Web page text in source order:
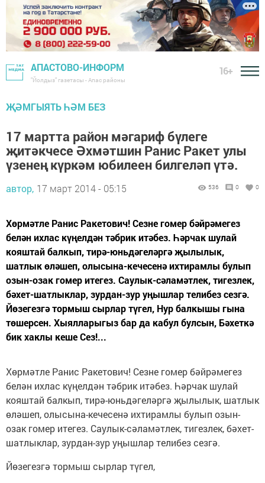
АПАСТОВО-ИНФОРМ
"Йолдыз" газетасы - Апас районы
16+
ҖӘМГЫЯТЬ ҺӘМ БЕЗ
17 мартта район мәгариф бүлеге
җитәкчесе Әхмәтшин Ранис Ракет улы
үзенең күркәм юбилеен билгеләп үтә.
автор, 17 март 2014 - 05:15 536 0 0
Хөрмәтле Ранис Ракетович! Сезне гомер бәйрәмегез
белән ихлас күңелдән тәбрик итәбез. Һәрчак шулай
кояштай балкып, тирә-юньдәгеләргә җылылык,
шатлык өләшеп, олысына-кечесенә ихтирамлы булып
озын-озак гомер итегез. Саулык-сәламәтлек, тигезлек,
бәхет-шатлыклар, зурдан-зур уңышлар телибез сезгә.
Йөзегезгә тормыш сырлар түгел, Нур балкышы гына
төшерсен. Хыялларыгыз бар да кабул булсын, Бәхеткә
бик хаклы кеше Сез!...
Хөрмәтле Ранис Ракетович! Сезне гомер бәйрәмегез
белән ихлас күңелдән тәбрик итәбез. Һәрчак шулай
кояштай балкып, тирә-юньдәгеләргә җылылык, шатлык
өләшеп, олысына-кечесенә ихтирамлы булып озын-
озак гомер итегез. Саулык-сәламәтлек, тигезлек, бәхет-
шатлыклар, зурдан-зур уңышлар телибез сезгә.
Йөзегезгә тормыш сырлар түгел,